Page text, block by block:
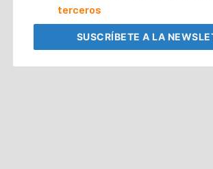
terceros
SUSCRÍBETEA LA